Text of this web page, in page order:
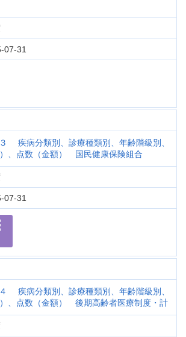
07-31
疾病分類別、診療種類別、年齢階級別、
、点数（金額） 国民健康保険組合
07-31
疾病分類別、診療種類別、年齢階級別、
、点数（金額） 後期高齢者医療制度・計